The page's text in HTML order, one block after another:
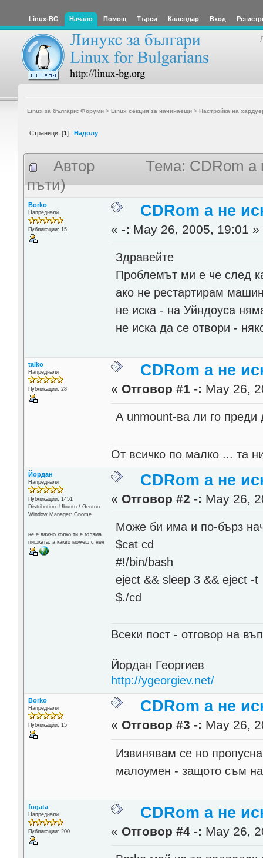
Linux-BG Начало Помощ Търси Календар Вход
Linux за българи: Форуми> Linux секция за начинаещи> Настройка на
Страници: [1] Надолу
Автор
Тема: CDRom а
пъти)
Borko
Напреднали
Публикации: 15
CDRom а не
«-: May 26, 2005, 19:01 »
Здравейте
Проблемът ми е че след
ако не рестартирам
не иска - на Уйндоуса
не иска да се отвори -
taiko
Напреднали
Публикации: 28
CDRom а не
« Отговор #1 -: May 26,
А unmount-ва ли го преди
От всичко по малко ... та
Йордан
Напреднали
Публикации: 1451
Distribution: Ubuntu / Gentoo
Window Manager: Gnome
не е важно колко ти е голяма
пишката, а какво можеш с нея
CDRom а не
« Отговор #2 -: May 26,
Може би има и по-бърз
$cat cd
#!/bin/bash
eject && sleep 3 && eject -t
$./cd
Всеки пост - отговор на
Йордан Георгиев
http://ygeorgiev.net/
Borko
Напреднали
Публикации: 15
CDRom а не
« Отговор #3 -: May 26,
Извинявам се но
малоумен - защото съм
fogata
Напреднали
Публикации: 200
CDRom а не
« Отговор #4 -: May 26,